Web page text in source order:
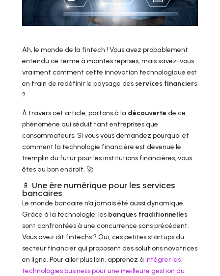
Ah, le monde de la fintech ! Vous avez probablement
entendu ce terme à maintes reprises, mais savez-vous
vraiment comment cette innovation technologique est
en train de redéfinir le paysage des services financiers
?
À travers cet article, partons à la découverte de ce
phénomène qui séduit tant entreprises que
consommateurs. Si vous vous demandez pourquoi et
comment la technologie financière est devenue le
tremplin du futur pour les institutions financières, vous
êtes au bon endroit. 🚀
📱 Une ère numérique pour les services
bancaires
Le monde bancaire n’a jamais été aussi dynamique.
Grâce à la technologie, les banques traditionnelles
sont confrontées à une concurrence sans précédent.
Vous avez dit fintechs ? Oui, ces petites startups du
secteur financier qui proposent des solutions novatrices
en ligne. Pour aller plus loin, apprenez à intégrer les
technologies business pour une meilleure gestion du